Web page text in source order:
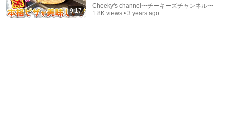
央 ランチはBBQ エイドも充実 お土産たくさん いい
ことづくめのイベントです！
えみちゃんネル.
9:17
Cheeky's channel〜チーキーズチャンネル〜
1.8K views • 3 years ago